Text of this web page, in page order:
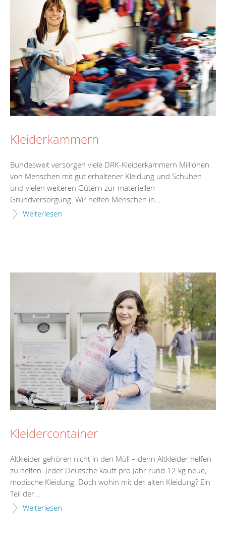
Kleiderkammern
Bundesweit versorgen viele DRK-Kleiderkammern Millionen
von Menschen mit gut erhaltener Kleidung und Schuhen
und vielen weiteren Gütern zur materiellen
Grundversorgung. Wir helfen Menschen in...
Weiterlesen
Kleidercontainer
Altkleider gehören nicht in den Müll – denn Altkleider helfen
zu helfen. Jeder Deutsche kauft pro Jahr rund 12 kg neue,
modische Kleidung. Doch wohin mit der alten Kleidung? Ein
Teil der...
Weiterlesen